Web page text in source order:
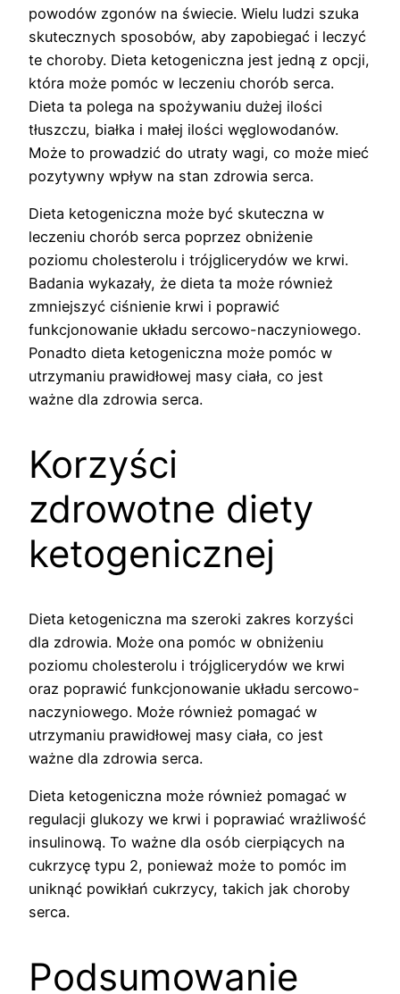
powodów zgonów na świecie. Wielu ludzi szuka
skutecznych sposobów, aby zapobiegać i leczyć
te choroby. Dieta ketogeniczna jest jedną z opcji,
która może pomóc w leczeniu chorób serca.
Dieta ta polega na spożywaniu dużej ilości
tłuszczu, białka i małej ilości węglowodanów.
Może to prowadzić do utraty wagi, co może mieć
pozytywny wpływ na stan zdrowia serca.
Dieta ketogeniczna może być skuteczna w
leczeniu chorób serca poprzez obniżenie
poziomu cholesterolu i trójglicerydów we krwi.
Badania wykazały, że dieta ta może również
zmniejszyć ciśnienie krwi i poprawić
funkcjonowanie układu sercowo-naczyniowego.
Ponadto dieta ketogeniczna może pomóc w
utrzymaniu prawidłowej masy ciała, co jest
ważne dla zdrowia serca.
Korzyści
zdrowotne diety
ketogenicznej
Dieta ketogeniczna ma szeroki zakres korzyści
dla zdrowia. Może ona pomóc w obniżeniu
poziomu cholesterolu i trójglicerydów we krwi
oraz poprawić funkcjonowanie układu sercowo-
naczyniowego. Może również pomagać w
utrzymaniu prawidłowej masy ciała, co jest
ważne dla zdrowia serca.
Dieta ketogeniczna może również pomagać w
regulacji glukozy we krwi i poprawiać wrażliwość
insulinową. To ważne dla osób cierpiących na
cukrzycę typu 2, ponieważ może to pomóc im
uniknąć powikłań cukrzycy, takich jak choroby
serca.
Podsumowanie